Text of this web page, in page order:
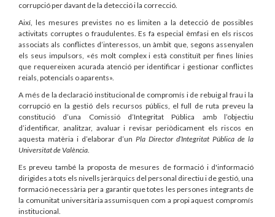
corrupció per davant de la detecció i la correcció.
Així, les mesures previstes no es limiten a la detecció de possibles
activitats corruptes o fraudulentes. Es fa especial èmfasi en els riscos
associats als conflictes d’interessos, un àmbit que, segons assenyalen
els seus impulsors, «és molt complex i està constituït per fines línies
que requereixen acurada atenció per identificar i gestionar conflictes
reials, potencials o aparents».
A més de la declaració institucional de compromís i de rebuig al frau i la
corrupció en la gestió dels recursos públics, el full de ruta preveu la
constitució d’una Comissió d’Integritat Pública amb l’objectiu
d’identificar, analitzar, avaluar i revisar periòdicament els riscos en
aquesta matèria i d’elaborar d’un Pla Director d’Integritat Pública de la
Universitat de València.
Es preveu també la proposta de mesures de formació i d'informació
dirigides a tots els nivells jeràrquics del personal directiu i de gestió, una
formació necessària per a garantir que totes les persones integrants de
la comunitat universitària assumisquen com a propi aquest compromís
institucional.